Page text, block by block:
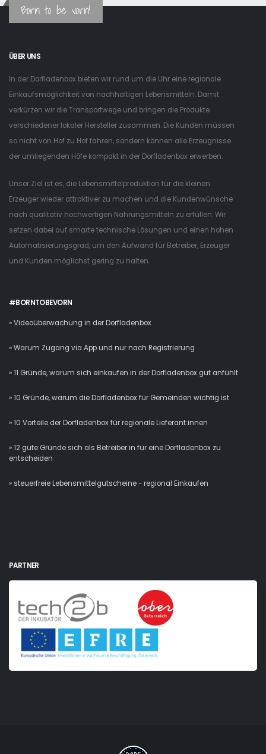
Born to be vorn!
ÜBER UNS
In der Dorfladenbox bieten wir rund um die Uhr eine regionale
Einkaufsmöglichkeit von nachhaltigen Lebensmitteln. Damit
verkürzen wir die Transportwege und bringen die Produkte
verschiedener lokaler Hersteller zusammen. Die Kunden müssen
so nicht von Hof zu Hof fahren, sondern können alle Erzeugnisse
der umliegenden Höfe kompakt in der Dorfladenbox erwerben.
Unser Ziel ist es, die Lebensmittelproduktion für die kleinen
Erzeuger wieder attraktiver zu machen und die Kundenwünsche
nach qualitativ hochwertigen Nahrungsmitteln zu erfüllen. Wir
setzen dabei auf smarte technische Lösungen und einen hohen
Automatisierungsgrad, um den Aufwand für Betreiber, Erzeuger
und Kunden möglichst gering zu halten.
#BORNTOBEVORN
» Videoüberwachung in der Dorfladenbox
» Warum Zugang via App und nur nach Registrierung
» 11 Gründe, warum sich einkaufen in der Dorfladenbox gut anfühlt
» 10 Gründe, warum die Dorfladenbox für Gemeinden wichtig ist
» 10 Vorteile der Dorfladenbox für regionale Lieferant:innen
» 12 gute Gründe sich als Betreiber:in für eine Dorfladenbox zu
entscheiden
» steuerfreie Lebensmittelgutscheine - regional Einkaufen
PARTNER